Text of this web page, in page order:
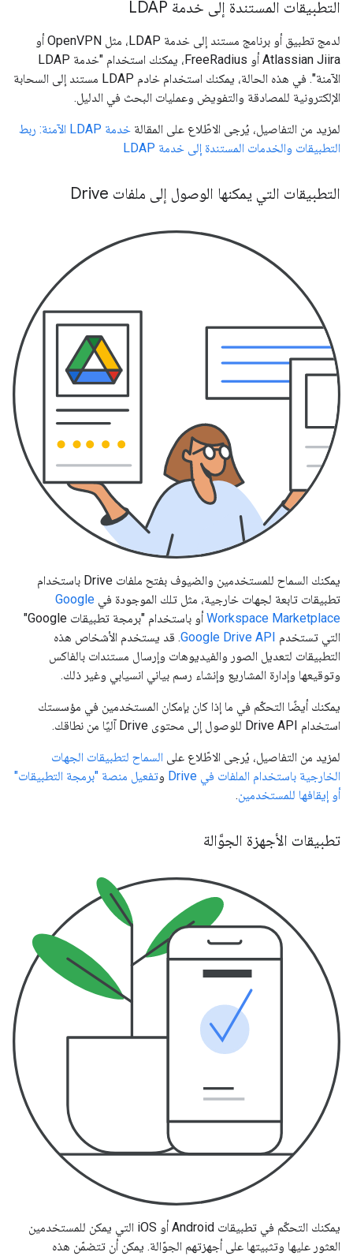
التطبيقات المستندة إلى خدمة LDAP
لدمج تطبيق أو برنامج مستند إلى خدمة LDAP، مثل OpenVPN أو
Atlassian Jiira أو FreeRadius، يمكنك استخدام "خدمة LDAP
الآمنة". في هذه الحالة، يمكنك استخدام خادم LDAP مستند إلى السحابة
الإلكترونية للمصادقة والتفويض وعمليات البحث في الدليل.
لمزيد من التفاصيل، يُرجى الاطّلاع على المقالة
خدمة LDAP الآمنة: ربط
التطبيقات والخدمات المستندة إلى خدمة LDAP
التطبيقات التي يمكنها الوصول إلى ملفات Drive
يمكنك السماح للمستخدمين والضيوف بفتح ملفات Drive باستخدام
تطبيقات تابعة لجهات خارجية، مثل تلك الموجودة في Google
Workspace Marketplace
أو باستخدام "برمجة تطبيقات Google"
التي تستخدم Google Drive API. قد يستخدم الأشخاص هذه
التطبيقات لتعديل الصور والفيديوهات وإرسال مستندات بالفاكس
وتوقيعها وإدارة المشاريع وإنشاء رسم بياني انسيابي وغير ذلك.
يمكنك أيضًا التحكّم في ما إذا كان بإمكان المستخدمين في مؤسستك
استخدام Drive API للوصول إلى محتوى Drive آليًا من نطاقك.
لمزيد من التفاصيل، يُرجى الاطّلاع على السماح لتطبيقات الجهات
الخارجية باستخدام الملفات في Drive
وتفعيل منصة "برمجة التطبيقات"
أو إيقافها للمستخدمين.
تطبيقات الأجهزة الجوَّالة
يمكنك التحكّم في تطبيقات Android أو iOS التي يمكن للمستخدمين
العثور عليها وتثبيتها على أجهزتهم الجوّالة. يمكن أن تتضمّن هذه